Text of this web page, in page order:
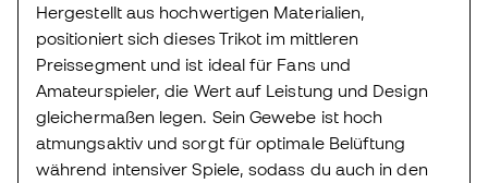
Hergestellt aus hochwertigen Materialien,
positioniert sich dieses Trikot im mittleren
Preissegment und ist ideal für Fans und
Amateurspieler, die Wert auf Leistung und Design
gleichermaßen legen. Sein Gewebe ist hoch
atmungsaktiv und sorgt für optimale Belüftung
während intensiver Spiele, sodass du auch in den